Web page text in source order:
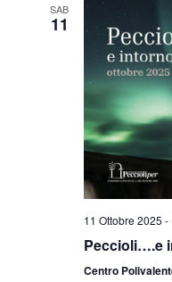
SAB
11
11 Ottobre 2025 -
Peccioli….e
Centro